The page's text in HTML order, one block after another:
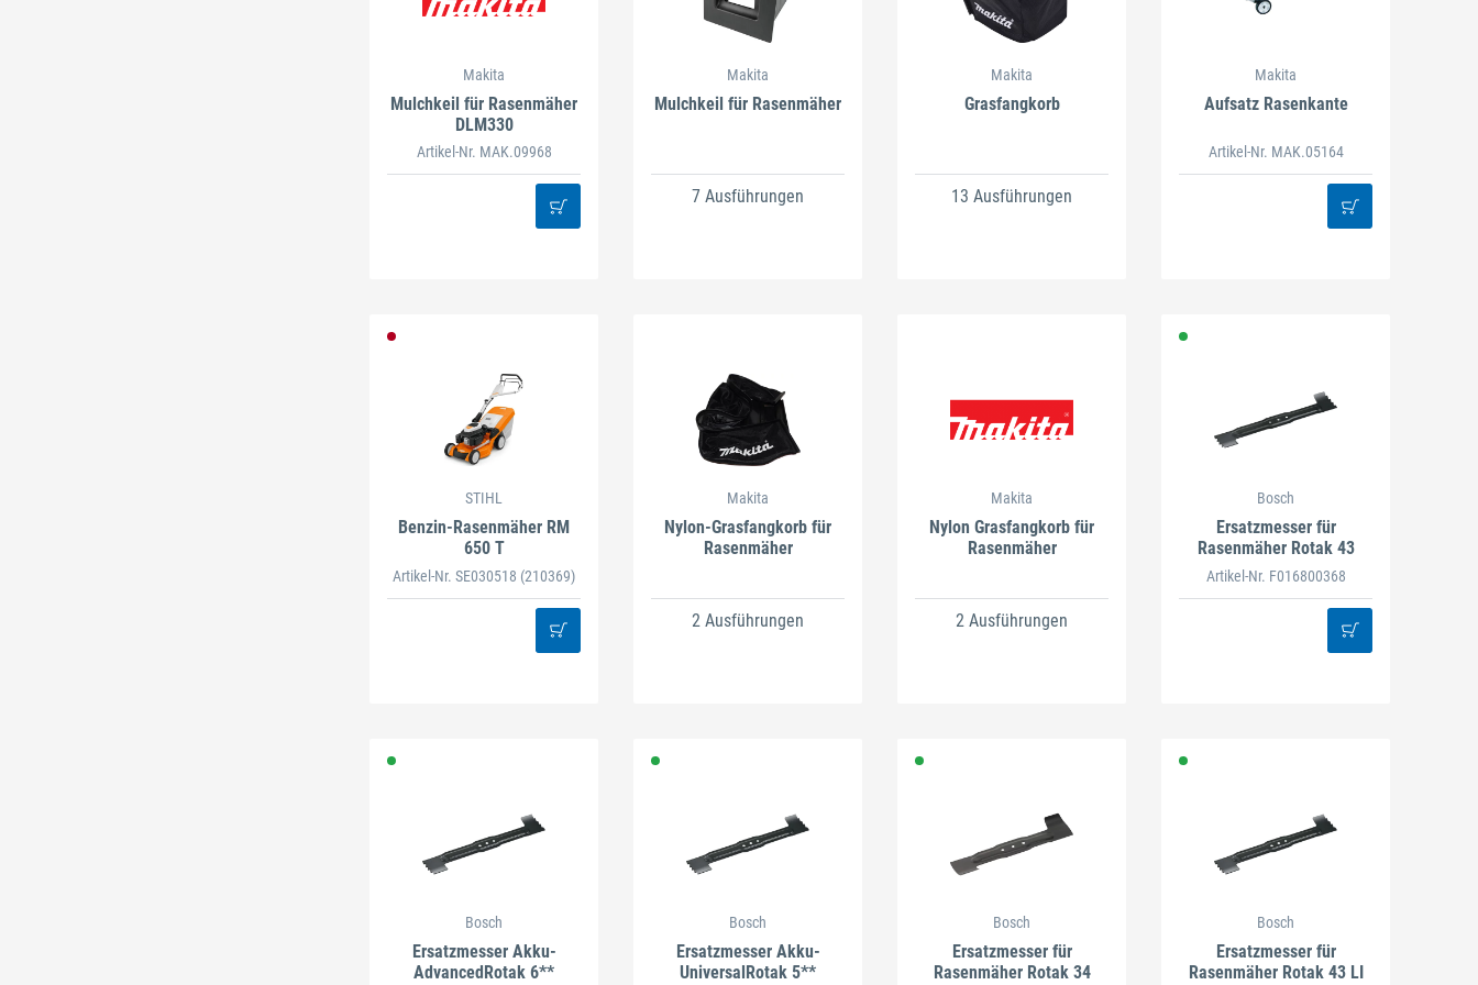
Makita
Mulchkeil für Rasenmäher
DLM330
Artikel-Nr. MAK.09968
Makita
Mulchkeil für Rasenmäher
7 Ausführungen
Makita
Grasfangkorb
13 Ausführungen
Makita
Aufsatz Rasenkante
Artikel-Nr. MAK.05164
STIHL
Benzin-Rasenmäher RM
650 T
Artikel-Nr. SE030518 (210369)
Makita
Nylon-Grasfangkorb für
Rasenmäher
2 Ausführungen
Makita
Nylon Grasfangkorb für
Rasenmäher
2 Ausführungen
Bosch
Ersatzmesser für
Rasenmäher Rotak 43
Artikel-Nr. F016800368
Bosch
Ersatzmesser Akku-
AdvancedRotak 6**
Bosch
Ersatzmesser Akku-
UniversalRotak 5**
Bosch
Ersatzmesser für
Rasenmäher Rotak 34
Bosch
Ersatzmesser für
Rasenmäher Rotak 43 LI